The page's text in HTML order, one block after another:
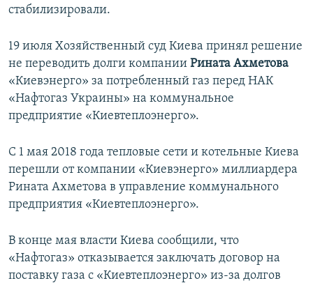
стабилизировали.
19 июля Хозяйственный суд Киева принял решение
не переводить долги компании Рината Ахметова
«Киевэнерго» за потребленный газ перед НАК
«Нафтогаз Украины» на коммунальное
предприятие «Киевтеплоэнерго».
С 1 мая 2018 года тепловые сети и котельные Киева
перешли от компании «Киевэнерго» миллиардера
Рината Ахметова в управление коммунального
предприятия «Киевтеплоэнерго».
В конце мая власти Киева сообщили, что
«Нафтогаз» отказывается заключать договор на
поставку газа с «Киевтеплоэнерго» из-за долгов